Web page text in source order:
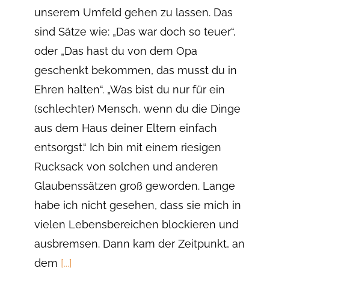
unserem Umfeld gehen zu lassen. Das
sind Sätze wie: „Das war doch so teuer“,
oder „Das hast du von dem Opa
geschenkt bekommen, das musst du in
Ehren halten“. „Was bist du nur für ein
(schlechter) Mensch, wenn du die Dinge
aus dem Haus deiner Eltern einfach
entsorgst.“ Ich bin mit einem riesigen
Rucksack von solchen und anderen
Glaubenssätzen groß geworden. Lange
habe ich nicht gesehen, dass sie mich in
vielen Lebensbereichen blockieren und
ausbremsen. Dann kam der Zeitpunkt, an
dem [...]